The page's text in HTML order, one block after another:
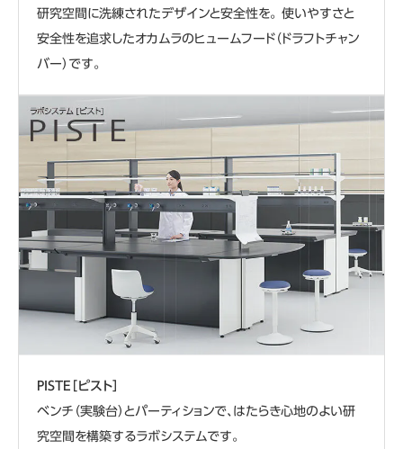
研究空間に洗練されたデザインと安全性を。 使いやすさと
安全性を追求したオカムラのヒュームフード（ドラフトチャン
バー）です。
PISTE［ピスト］
ベンチ（実験台）とパーティションで、はたらき心地のよい研
究空間を構築するラボシステムです。